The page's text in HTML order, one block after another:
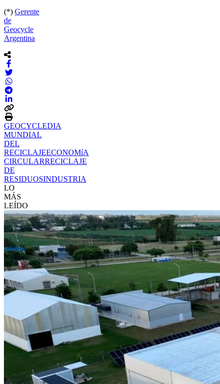
(*) Gerente
de
Geocycle
Argentina
GEOCYCLEDIA
MUNDIAL
DEL
RECICLAJEECONOMíA
CIRCULARRECICLAJE
DE
RESIDUOSINDUSTRIA
LO
MÁS
LEÍDO